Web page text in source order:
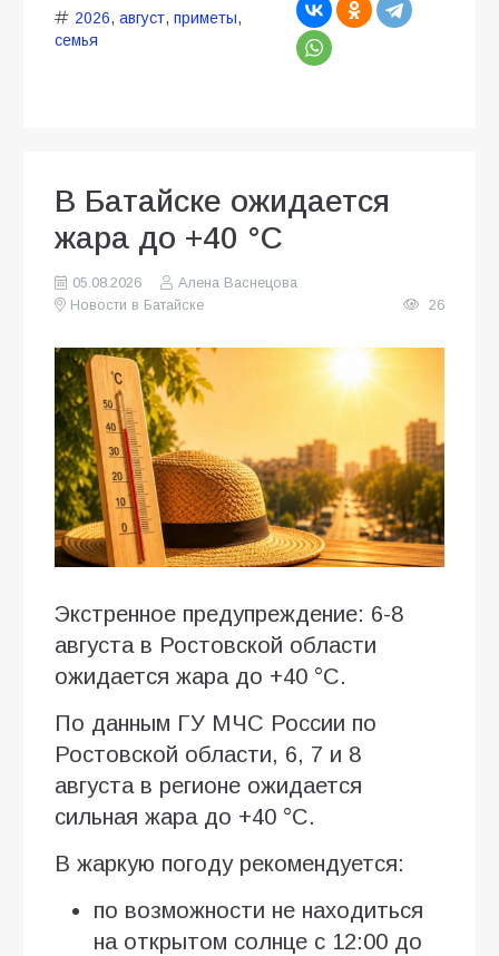
2026, август, приметы,
семья
В Батайске ожидается
жара до +40 °C
05.08.2026
Алена Васнецова
Новости в Батайске
26
Экстренное предупреждение: 6-8
августа в Ростовской области
ожидается жара до +40 °C.
По данным ГУ МЧС России по
Ростовской области, 6, 7 и 8
августа в регионе ожидается
сильная жара до +40 °C.
В жаркую погоду рекомендуется:
по возможности не находиться
на открытом солнце с 12:00 до